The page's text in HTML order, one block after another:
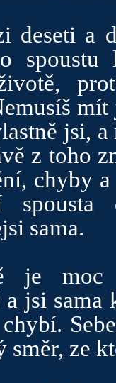
deseti a
mít
jsi,
z toho
chyby
sama.
je
a jsi sama
směr, ze